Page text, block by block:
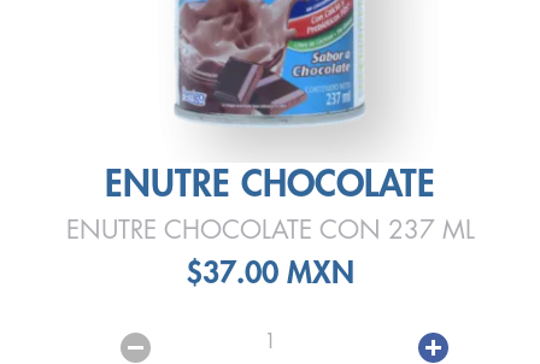
ENUTRE CHOCOLATE
ENUTRE CHOCOLATE CON 237 ML
$37.00 MXN
1